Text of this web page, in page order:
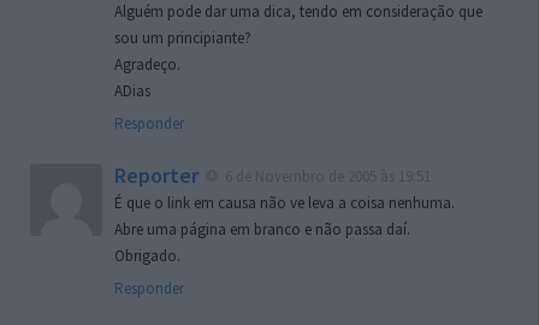
Alguém pode dar uma dica, tendo em consideração que
sou um principiante?
Agradeço.
ADias
Responder
Reporter
É que o link em causa não ve leva a coisa nenhuma.
Abre uma página em branco e não passa daí.
Obrigado.
Responder